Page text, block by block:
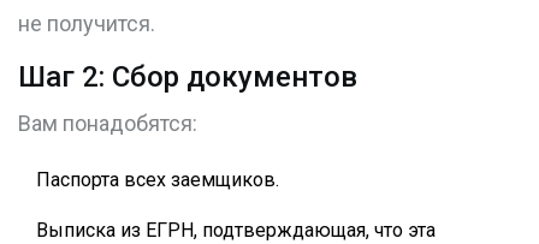
не получится.
Шаг 2: Сбор документов
Вам понадобятся:
Паспорта всех заемщиков.
Выписка из ЕГРН, подтверждающая, что эта